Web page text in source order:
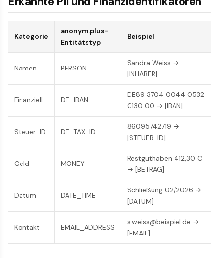
Kategorie
anonym.plus-
Entitätstyp
Beispiel
Namen PERSON
Sandra Weiss →
[INHABER]
Finanziell DE_IBAN
DE89 3704 0044 0532
0130 00 → [IBAN]
Steuer-ID DE_TAX_ID
86095742719 →
[STEUER-ID]
Geld MONEY
Restguthaben 412,30 €
→ [BETRAG]
Datum DATE_TIME
Schließung 02/2026 →
[DATUM]
Kontakt EMAIL_ADDRESS
s.weiss@beispiel.de →
[EMAIL]